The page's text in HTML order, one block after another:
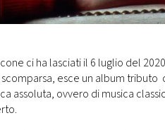
ci ha lasciati il 6 luglio del
scomparsa, esce un album
assoluta, ovvero di musica